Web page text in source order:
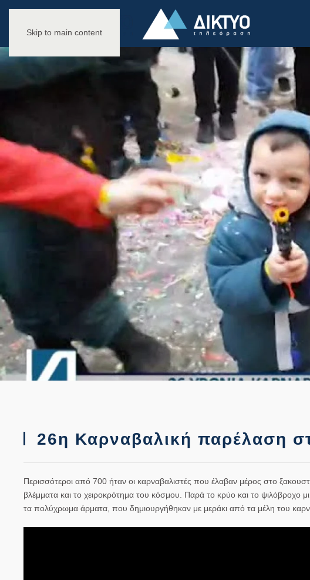
Skip to main content
26η Καρναβαλική παρέλαση
Περισσότεροι από 700 ήταν οι καρναβαλιστές που έλαβαν μέρος στο
βλέμματα και το χειροκρότημα του κόσμου. Παρά το κρύο και το ψιλόβροχο
τα πολύχρωμα άρματα, που δημιουργήθηκαν με μεράκι από τα μέλη του